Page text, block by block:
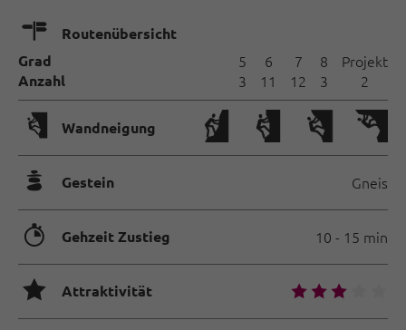
🍫
Routenübersicht
Grad
Anzahl
5
3
6
11
7
12
8
3
Projekt
2
🅩 Wandneigung
🞾 Gestein Gneis
🐲 Gehzeit Zustieg 10 - 15 min
🞙 Attraktivität 🞙🞙🞙